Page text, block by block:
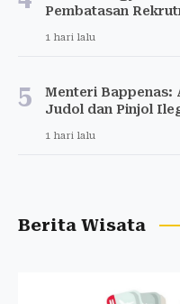
Pembatasan
1 hari lalu
5
Menteri Bappenas:
Judol dan Pinjol
1 hari lalu
Berita Wisata